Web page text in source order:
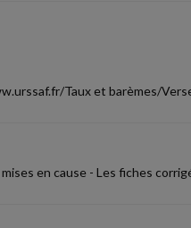
Taux et barèmes/
en cause - Les fiches